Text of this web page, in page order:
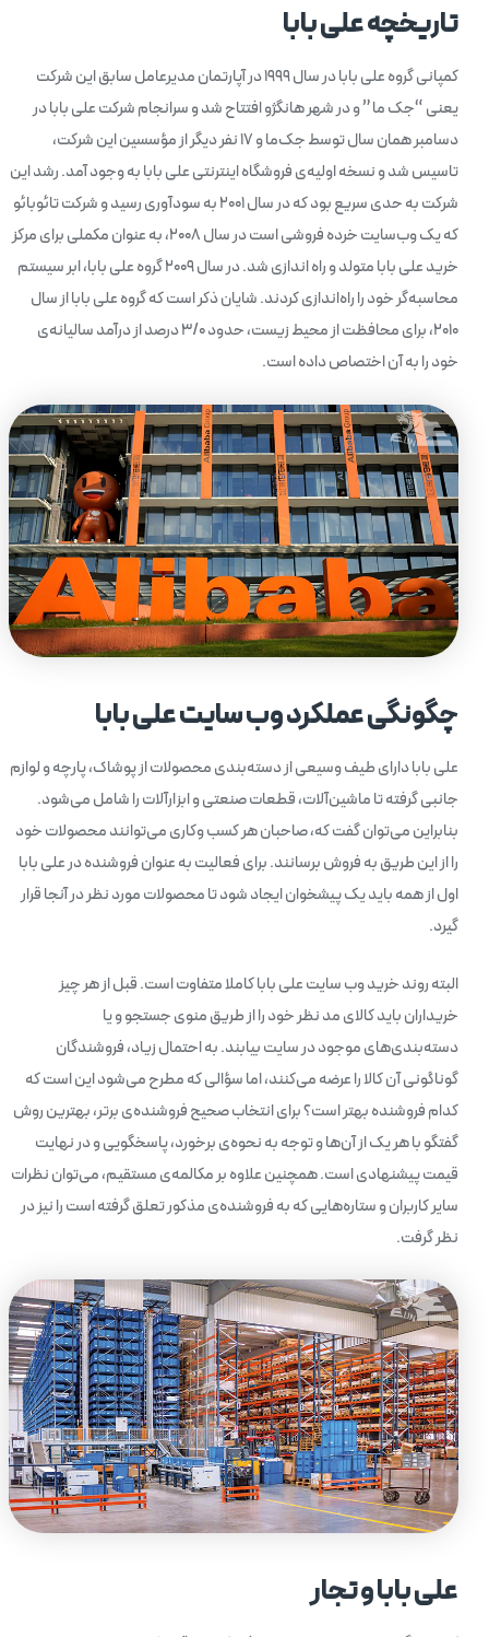
تاریخچه علی بابا
کمپانی گروه علی بابا در سال 1999 در آپارتمان مدیرعامل سابق این شرکت
یعنی “جک ما ” و در شهر هانگژ‌و افتتاح شد و سرانجام شرکت علی بابا در
دسامبر همان سال توسط جک‌ما و 17 نفر دیگر از مؤسسین این شرکت،
تاسیس شد و نسخه اولیه‌ی فروشگاه اینترنتی علی بابا به وجود آمد. رشد این
شرکت به حدی سریع بود که در سال 2001 به سودآوری رسید و شرکت تائوبائو
که یک وب‌سایت خرده فروشی است در سال 2008، به عنوان مکملی برای مرکز
خرید علی بابا متولد و راه اندازی شد. در سال 2009 گروه علی بابا، ابر سیستم
محاسبه‌گر خود را راه‌اندازی کردند. شایان ذکر است که گروه علی بابا از سال
2010، برای محافظت از محیط زیست، حدود 3/0 درصد از درآمد سالیانه‌ی
خود را به آن اختصاص داده است.
چگونگی عملکرد وب سایت علی بابا
علی بابا دارای طیف وسیعی از دسته‌‌بندی محصولات از پوشاک، پارچه و لوازم
جانبی گرفته تا ماشین‌آلات، قطعات صنعتی و ابزارآلات را شامل می‌شود.
بنابراین می‌توان گفت که، صاحبان هر کسب ‌وکاری می‌توانند محصولات خود
را از این طریق به فروش برسانند. برای فعالیت به عنوان فروشنده در علی بابا
اول از همه باید یک پیشخوان ایجاد شود تا محصولات مورد نظر در آنجا قرار
گیرد.
البته روند خرید وب سایت علی بابا کاملا متفاوت است. قبل از هر چیز
خریداران باید کالای مد نظر خود را از طریق منوی جستجو و یا
دسته‌بندی‌های موجود در سایت بیابند. به احتمال زیاد، فروشندگان
گوناگونی آن کالا را عرضه می‌کنند، اما سؤالی که مطرح می‌شود این است که
کدام فروشنده بهتر است؟ برای انتخاب صحیح فروشنده‌ی برتر، بهترین روش
گفتگو با هر یک از آن‌ها و توجه به نحو‌ه‌ی برخورد، پاسخگویی و در نهایت
قیمت پیشنهادی است. همچنین علاوه بر مکالمه‌ی مستقیم، می‌توان نظرات
سایر کاربران و ستاره‌هایی که به فروشنده‌ی مذکور تعلق گرفته است را نیز در
نظر گرفت.
علی بابا و تجار